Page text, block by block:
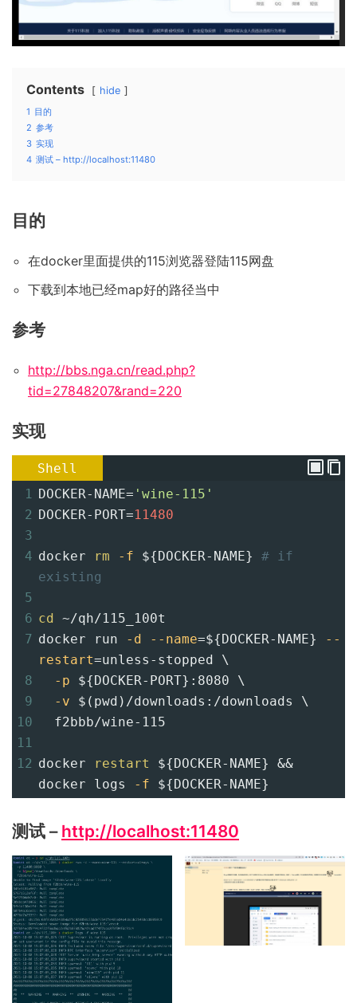
Contents hide
1 目的
2 参考
3 实现
4 测试 – http://localhost:11480
目的
在docker里面提供的115浏览器登陆115网盘
下载到本地已经map好的路径当中
参考
http://bbs.nga.cn/read.php?
tid=27848207&rand=220
实现
Shell
1 DOCKER-NAME= 'wine-115'
2 DOCKER-PORT=11480
3
4 docker rm -f ${DOCKER-NAME}
# if
existing
5
6 cd ~/qh/115_100t
7 docker run -d --name=${DOCKER-NAME}
--
restart=unless-stopped \
8
-p ${DOCKER-PORT} :8080 \
9
-v $(pwd) /downloads:/downloads \
10
  f2bbb/wine-115
11
12 docker restart ${DOCKER-NAME}
&&
docker logs
-f ${DOCKER-NAME}
测试 – http://localhost:11480